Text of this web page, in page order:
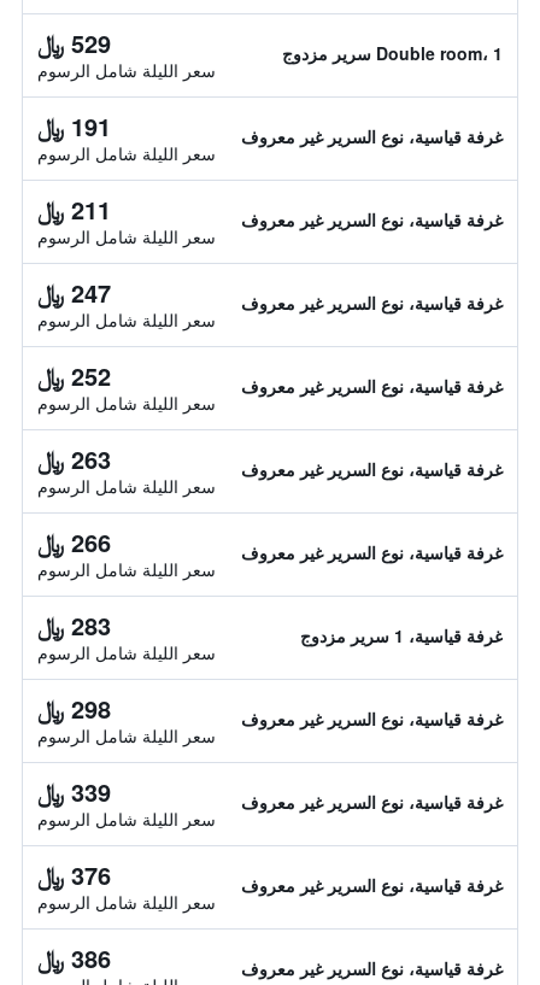
Double room، 1 سرير مزدوج 529 ﷼
سعر الليلة شامل الرسوم
غرفة قياسية، نوع السرير غير معروف 191 ﷼
سعر الليلة شامل الرسوم
غرفة قياسية، نوع السرير غير معروف 211 ﷼
سعر الليلة شامل الرسوم
غرفة قياسية، نوع السرير غير معروف 247 ﷼
سعر الليلة شامل الرسوم
غرفة قياسية، نوع السرير غير معروف 252 ﷼
سعر الليلة شامل الرسوم
غرفة قياسية، نوع السرير غير معروف 263 ﷼
سعر الليلة شامل الرسوم
غرفة قياسية، نوع السرير غير معروف 266 ﷼
سعر الليلة شامل الرسوم
غرفة قياسية، 1 سرير مزدوج 283 ﷼
سعر الليلة شامل الرسوم
غرفة قياسية، نوع السرير غير معروف 298 ﷼
سعر الليلة شامل الرسوم
غرفة قياسية، نوع السرير غير معروف 339 ﷼
سعر الليلة شامل الرسوم
غرفة قياسية، نوع السرير غير معروف 376 ﷼
سعر الليلة شامل الرسوم
غرفة قياسية، نوع السرير غير معروف 386 ﷼